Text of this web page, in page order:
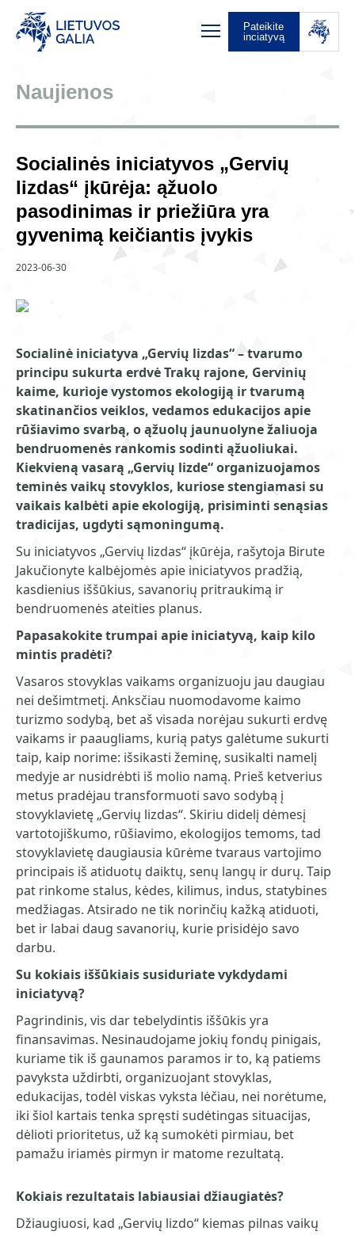
Pateikite
inciatyvą
Naujienos
Socialinės iniciatyvos „Gervių
lizdas“ įkūrėja: ąžuolo
pasodinimas ir priežiūra yra
gyvenimą keičiantis įvykis
2023-06-30
Socialinė iniciatyva „Gervių lizdas“ – tvarumo
principu sukurta erdvė Trakų rajone, Gervinių
kaime, kurioje vystomos ekologiją ir tvarumą
skatinančios veiklos, vedamos edukacijos apie
rūšiavimo svarbą, o ąžuolų jaunuolyne žaliuoja
bendruomenės rankomis sodinti ąžuoliukai.
Kiekvieną vasarą „Gervių lizde“ organizuojamos
teminės vaikų stovyklos, kuriose stengiamasi su
vaikais kalbėti apie ekologiją, prisiminti senąsias
tradicijas, ugdyti sąmoningumą.
Su iniciatyvos „Gervių lizdas“ įkūrėja, rašytoja Birute
Jakučionyte kalbėjomės apie iniciatyvos pradžią,
kasdienius iššūkius, savanorių pritraukimą ir
bendruomenės ateities planus.
Papasakokite trumpai apie iniciatyvą, kaip kilo
mintis pradėti?
Vasaros stovyklas vaikams organizuoju jau daugiau
nei dešimtmetį. Anksčiau nuomodavome kaimo
turizmo sodybą, bet aš visada norėjau sukurti erdvę
vaikams ir paaugliams, kurią patys galėtume sukurti
taip, kaip norime: išsikasti žeminę, susikalti namelį
medyje ar nusidrėbti iš molio namą. Prieš ketverius
metus pradėjau transformuoti savo sodybą į
stovyklavietę „Gervių lizdas“. Skiriu didelį dėmesį
vartotojiškumo, rūšiavimo, ekologijos temoms, tad
stovyklavietę daugiausia kūrėme tvaraus vartojimo
principais iš atiduotų daiktų, senų langų ir durų. Taip
pat rinkome stalus, kėdes, kilimus, indus, statybines
medžiagas. Atsirado ne tik norinčių kažką atiduoti,
bet ir labai daug savanorių, kurie prisidėjo savo
darbu.
Su kokiais iššūkiais susiduriate vykdydami
iniciatyvą?
Pagrindinis, vis dar tebelydintis iššūkis yra
finansavimas. Nesinaudojame jokių fondų pinigais,
kuriame tik iš gaunamos paramos ir to, ką patiems
pavyksta uždirbti, organizuojant stovyklas,
edukacijas, todėl viskas vyksta lėčiau, nei norėtume,
iki šiol kartais tenka spręsti sudėtingas situacijas,
dėlioti prioritetus, už ką sumokėti pirmiau, bet
pamažu iriamės pirmyn ir matome rezultatą.
Kokiais rezultatais labiausiai džiaugiatės?
Džiaugiuosi, kad „Gervių lizdo“ kiemas pilnas vaikų